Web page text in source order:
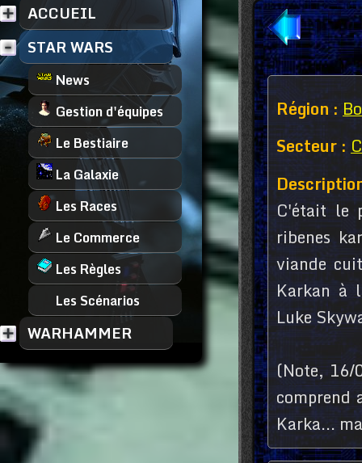
ACCUEIL
STAR WARS
News
Gestion d'équipes
Le Bestiaire
La Galaxie
Les Races
Le Commerce
Les Règles
Les Scénarios
WARHAMMER
Région :
Secteur :
C'était le
ribenes
viande
Karkan à
Luke
(Note, 16/
comprend
Karka...